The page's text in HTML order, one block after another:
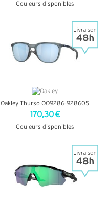
Couleurs disponibles
Oakley Thurso OO9286-928605
170,30 €
Couleurs disponibles